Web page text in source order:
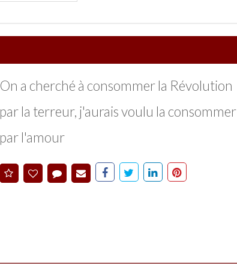
On a cherché à consommer la Révolution
par la terreur, j'aurais voulu la consommer
par l'amour